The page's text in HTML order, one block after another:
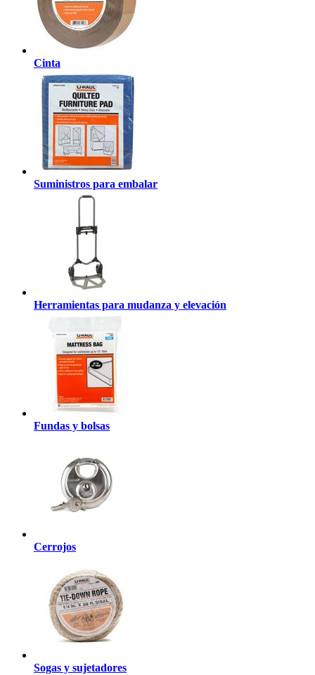
Cinta
Suministros para embalar
Herramientas para mudanza y elevación
Fundas y bolsas
Cerrojos
Sogas y sujetadores